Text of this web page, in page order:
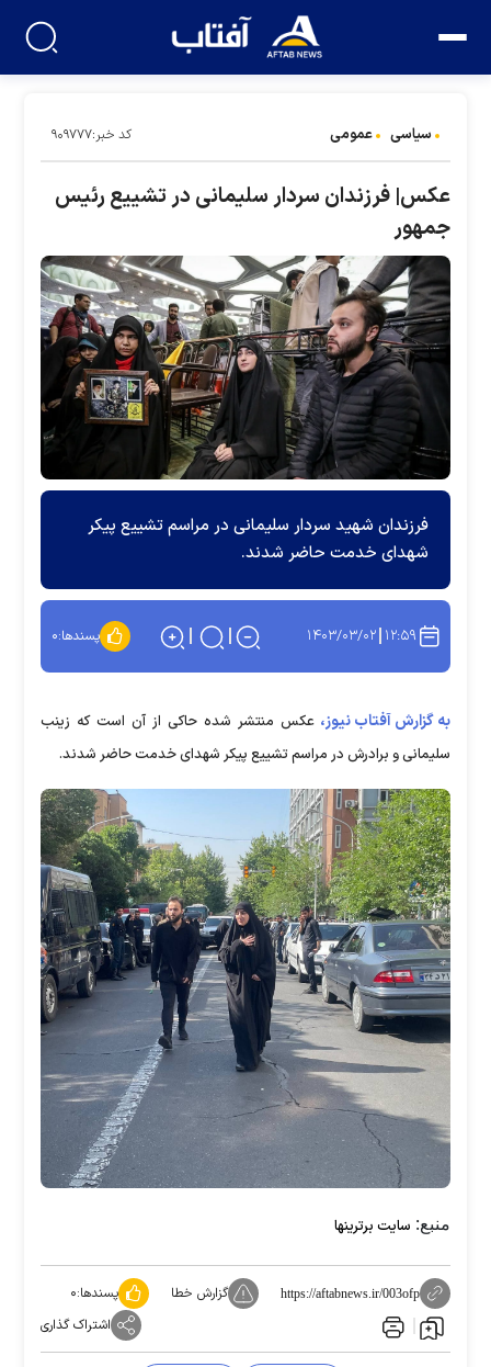
سیاسی عمومی کد خبر:۹۰۹۷۷۷
عکس| فرزندان سردار سلیمانی در تشییع رئیس
جمهور
فرزندان شهید سردار سلیمانی در مراسم تشییع پیکر
شهدای خدمت حاضر شدند.
۱۲:۵۹ ۱۴۰۳/۰۳/۰۲ پسندها:۰
به گزارش آفتاب نیوز، عکس منتشر شده حاکی از آن است که زینب
سلیمانی و برادرش در مراسم تشییع پیکر شهدای خدمت حاضر شدند.
منبع: سایت برترینها
https://aftabnews.ir/003ofp گزارش خطا پسندها:۰
اشتراک گذاری